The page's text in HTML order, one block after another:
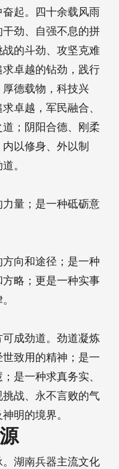
起。四十余载风雨
劲、自强不息的拼
的斗劲、攻坚克难
卓越的钻劲，践行
德载物，科技兴
卓越，军民融合、
；阴阳合德、刚柔
以修身、外以制
。
量；是一种砥砺意
向和途径；是一种
略；更是一种实事
成劲道。劲道凝炼
致用的精神；是一
是一种求真务实、
战、永不言败的气
明的境界。
湖南兵器主流文化